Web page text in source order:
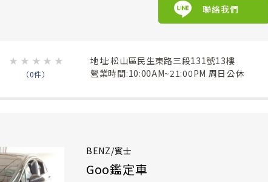
聯絡我們
★ ★ ★ ★ ★
（0件）
地址:松山區民生東路三段131號13樓
營業時間:10:00AM~21:00PM 周日公休
BENZ/賓士
Goo鑑定車